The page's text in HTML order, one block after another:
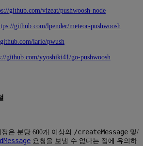
github.com/vizeat/pushwoosh-node
github.com/lpender/meteor-pushwoosh
iarie/pwush
github.com/yyoshiki41/go-pushwoosh
은 분당 600개 이상의 /createMessage 및/
요청을 보낼 수 없다는 점에 유의하